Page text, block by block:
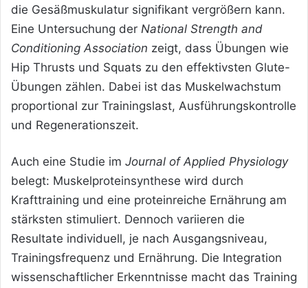
die Gesäßmuskulatur signifikant vergrößern kann.
Eine Untersuchung der National Strength and
Conditioning Association zeigt, dass Übungen wie
Hip Thrusts und Squats zu den effektivsten Glute-
Übungen zählen. Dabei ist das Muskelwachstum
proportional zur Trainingslast, Ausführungskontrolle
und Regenerationszeit.
Auch eine Studie im Journal of Applied Physiology
belegt: Muskelproteinsynthese wird durch
Krafttraining und eine proteinreiche Ernährung am
stärksten stimuliert. Dennoch variieren die
Resultate individuell, je nach Ausgangsniveau,
Trainingsfrequenz und Ernährung. Die Integration
wissenschaftlicher Erkenntnisse macht das Training